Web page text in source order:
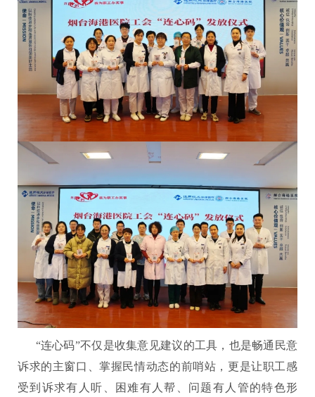
“连心码”不仅是收集意见建议的工具，也是畅通民意
诉求的主窗口、掌握民情动态的前哨站，更是让职工感
受到诉求有人听、困难有人帮、问题有人管的特色形